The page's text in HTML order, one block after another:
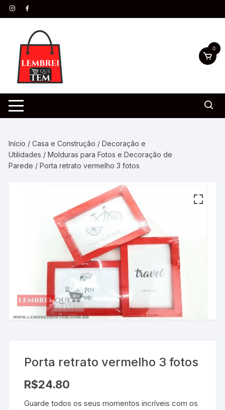
0
Início /Casa e Construção /Decoração e
Utilidades /Molduras para Fotos e Decoração de
Parede / Porta retrato vermelho 3 fotos
Porta retrato vermelho 3 fotos
R$24.80
Guarde todos os seus momentos incríveis com os